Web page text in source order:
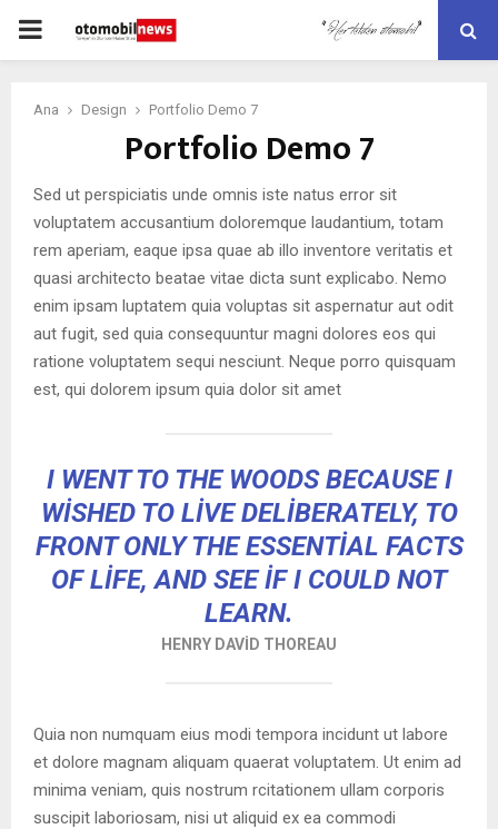
PRIMARY
Ana Design Portfolio Demo 7
Portfolio Demo 7
Sed ut perspiciatis unde omnis iste natus error sit
voluptatem accusantium doloremque laudantium, totam
rem aperiam, eaque ipsa quae ab illo inventore veritatis et
quasi architecto beatae vitae dicta sunt explicabo. Nemo
enim ipsam luptatem quia voluptas sit aspernatur aut odit
aut fugit, sed quia consequuntur magni dolores eos qui
ratione voluptatem sequi nesciunt. Neque porro quisquam
est, qui dolorem ipsum quia dolor sit amet
I WENT TO THE WOODS BECAUSE I
WISHED TO LIVE DELIBERATELY, TO
FRONT ONLY THE ESSENTIAL FACTS
OF LIFE, AND SEE IF I COULD NOT
LEARN.
HENRY DAVID THOREAU
Quia non numquam eius modi tempora incidunt ut labore
et dolore magnam aliquam quaerat voluptatem. Ut enim ad
minima veniam, quis nostrum rcitationem ullam corporis
suscipit laboriosam, nisi ut aliquid ex ea commodi